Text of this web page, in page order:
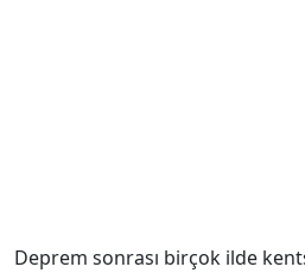
Deprem sonrası birçok ilde